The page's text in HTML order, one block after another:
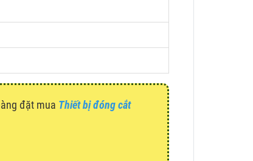
đặt mua Thiết bị đóng cắt